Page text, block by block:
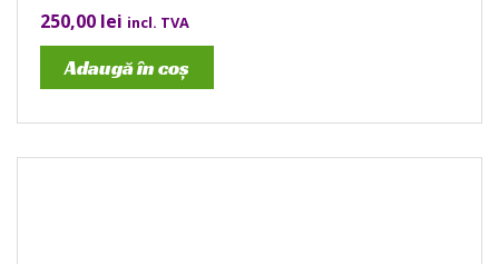
250,00 lei incl. TVA
Adaugă în coș